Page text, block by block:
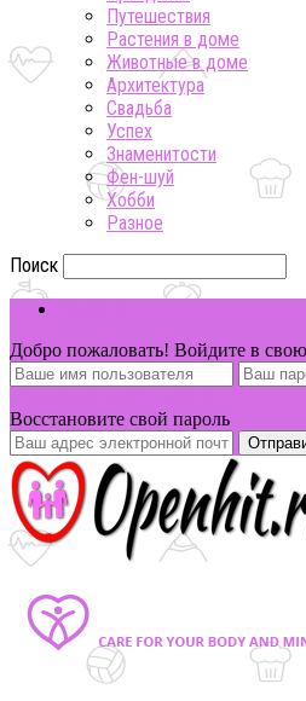
Путешествия
Растения в доме
Животные в доме
Архитектура
Свадьба
Успех
Знаменитости
Фен-шуй
Хобби
Разное
Поиск
Добро пожаловать! Войдите в
Восстановите свой пароль